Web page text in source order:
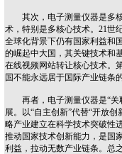
其次，电子测量仪器是多
术，特别是多核心技术。21
全球化背景下仍有国家利益和
的崛起中大国，其关键技术
在线视频网站转让核心技术。第
国不能永远居于国际产业链条的末
再者，电子测量仪器是“关
展。以“自主创新”代替“开放创
略产业建立在科学技术突破性进
推动国家技术创新能力，是国
利益，拉动无数产业链条